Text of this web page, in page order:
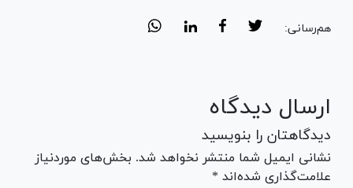
هم‌رسانی:
ارسال دیدگاه
دیدگاهتان را بنویسید
نشانی ایمیل شما منتشر نخواهد شد. بخش‌های موردنیاز
علامت‌گذاری شده‌اند *